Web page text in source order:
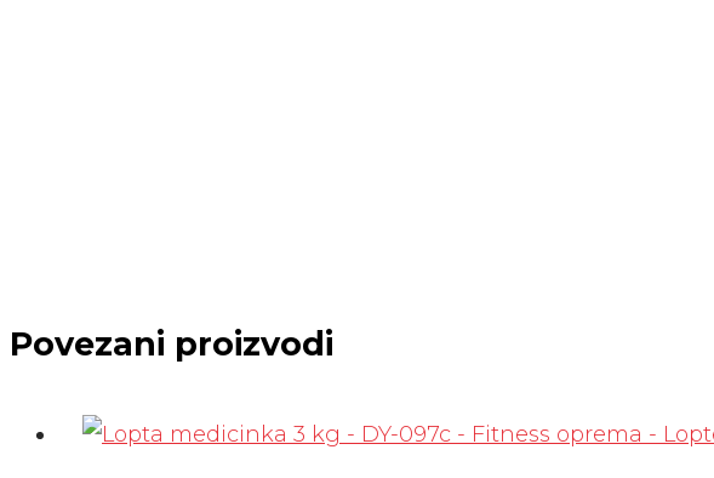
Povezani proizvodi